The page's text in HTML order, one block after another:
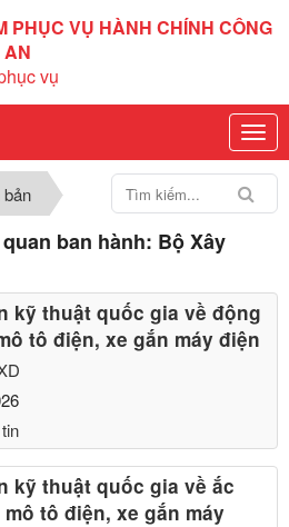
PHỤC VỤ HÀNH CHÍNH CÔNG
AN
vụ
ban hành: Bộ Xây
kỹ thuật quốc gia về động
tô điện, xe gắn máy điện
kỹ thuật quốc gia về ắc
tô điện, xe gắn máy